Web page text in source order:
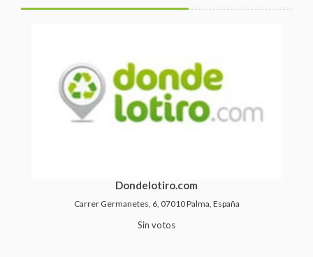
Dondelotiro.com
Carrer Germanetes, 6, 07010 Palma, España
Sin votos